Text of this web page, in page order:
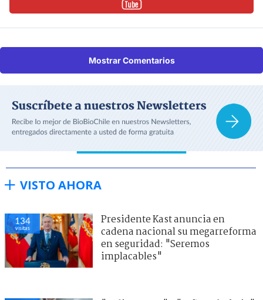
Mostrar Comentarios
VISTO AHORA
134
visitas
Presidente Kast anuncia en
cadena nacional su megarreforma
en seguridad: "Seremos
implacables"